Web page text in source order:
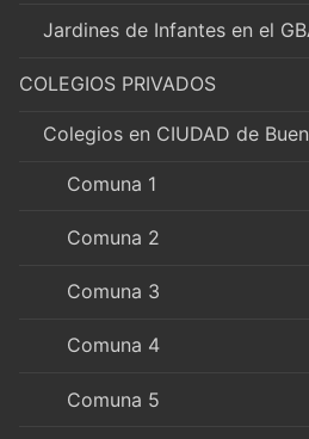
Jardines de Infantes en el
COLEGIOS PRIVADOS
Colegios en CIUDAD de
Comuna 1
Comuna 2
Comuna 3
Comuna 4
Comuna 5